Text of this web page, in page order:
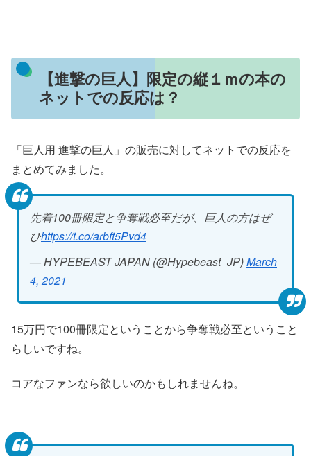
【進撃の巨人】限定の縦１ｍの本の
ネットでの反応は？
「巨人用 進撃の巨人」の販売に対してネットでの反応を
まとめてみました。
先着100冊限定と争奪戦必至だが、巨人の方はぜ
ひhttps://t.co/arbft5Pvd4
— HYPEBEAST JAPAN (@Hypebeast_JP)March
4, 2021
15万円で100冊限定ということから争奪戦必至ということ
らしいですね。
コアなファンなら欲しいのかもしれませんね。